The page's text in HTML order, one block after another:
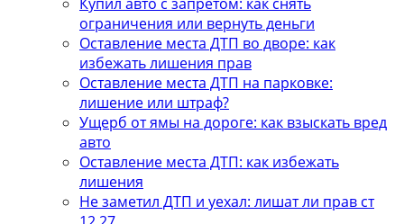
ограничения или вернуть деньги
Оставление места ДТП во дворе: как
избежать лишения прав
Оставление места ДТП на парковке:
лишение или штраф?
Ущерб от ямы на дороге: как взыскать вред
авто
Оставление места ДТП: как избежать
лишения
Не заметил ДТП и уехал: лишат ли прав ст